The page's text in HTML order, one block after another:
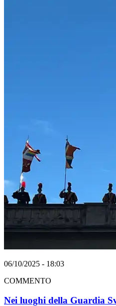
06/10/2025 - 18:03
COMMENTO
Nei luoghi della Guardia